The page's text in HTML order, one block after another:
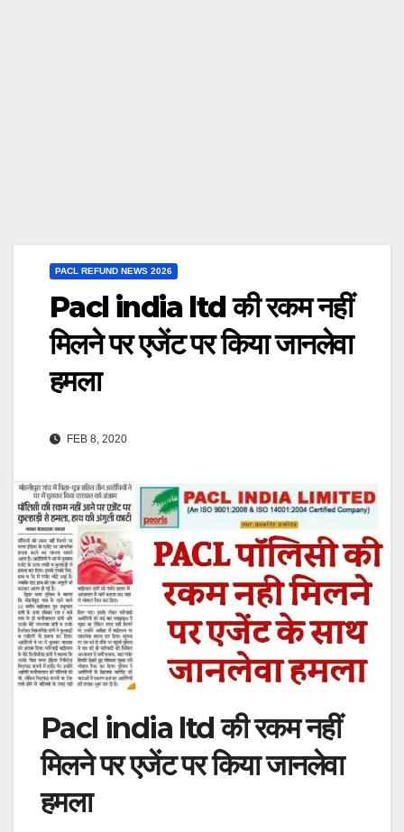
PACL REFUND NEWS 2026
Pacl india ltd की रकम नहीं
मिलने पर एजेंट पर किया जानलेवा
हमला
FEB 8, 2020
Pacl india ltd की रकम नहीं
मिलने पर एजेंट पर किया जानलेवा
हमला